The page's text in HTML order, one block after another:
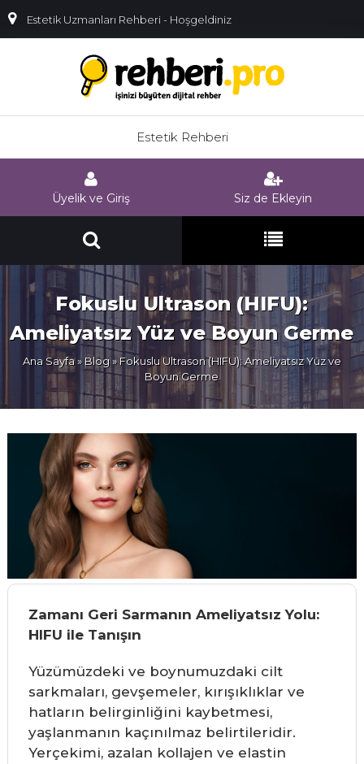
Estetik Uzmanları Rehberi - Hoşgeldiniz
Estetik Rehberi
Üyelik ve Giriş Siz de Ekleyin
Fokuslu Ultrason (HIFU):
Ameliyatsız Yüz ve Boyun Germe
Ana Sayfa»Blog» Fokuslu Ultrason (HIFU): Ameliyatsız Yüz ve
Boyun Germe
Zamanı Geri Sarmanın Ameliyatsız Yolu:
HIFU ile Tanışın
Yüzümüzdeki ve boynumuzdaki cilt
sarkmaları, gevşemeler, kırışıklıklar ve
hatların belirginliğini kaybetmesi,
yaşlanmanın kaçınılmaz belirtileridir.
Yerçekimi, azalan kollajen ve elastin